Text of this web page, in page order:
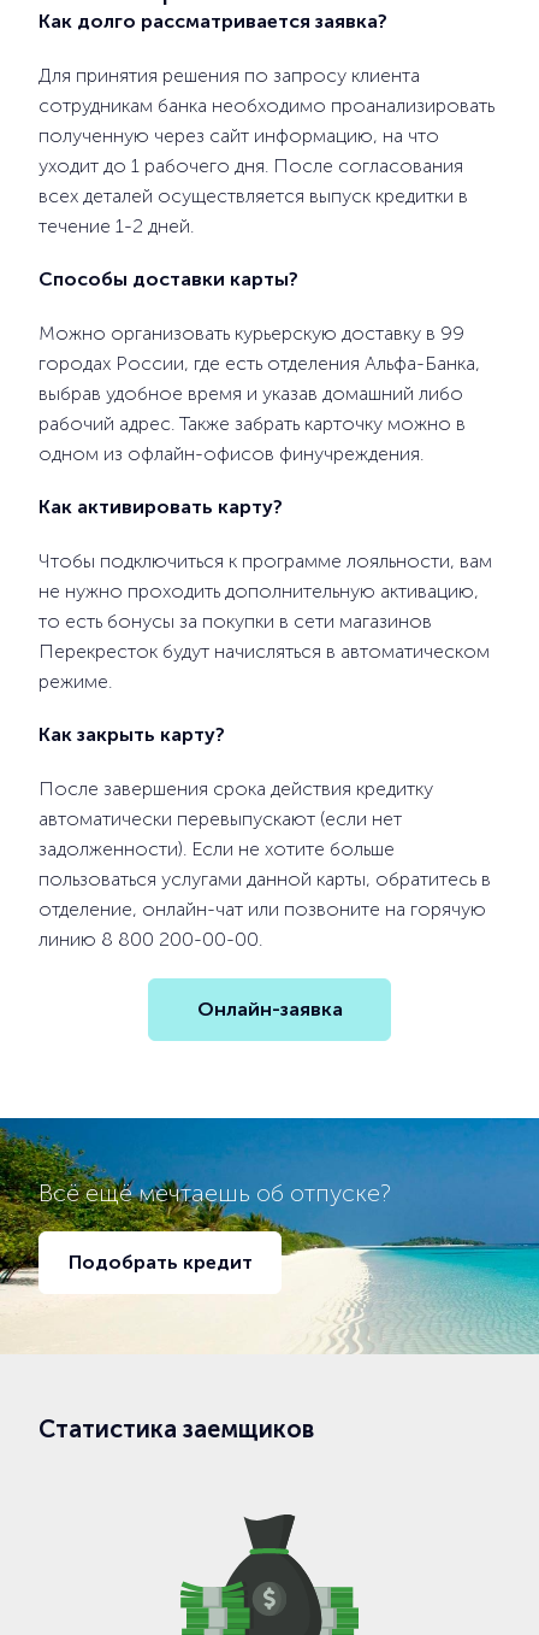
Как долго рассматривается заявка?
Для принятия решения по запросу клиента
сотрудникам банка необходимо проанализировать
полученную через сайт информацию, на что
уходит до 1 рабочего дня. После согласования
всех деталей осуществляется выпуск кредитки в
течение 1-2 дней.
Способы доставки карты?
Можно организовать курьерскую доставку в 99
городах России, где есть отделения Альфа-Банка,
выбрав удобное время и указав домашний либо
рабочий адрес. Также забрать карточку можно в
одном из офлайн-офисов финучреждения.
Как активировать карту?
Чтобы подключиться к программе лояльности, вам
не нужно проходить дополнительную активацию,
то есть бонусы за покупки в сети магазинов
Перекресток будут начисляться в автоматическом
режиме.
Как закрыть карту?
После завершения срока действия кредитку
автоматически перевыпускают (если нет
задолженности). Если не хотите больше
пользоваться услугами данной карты, обратитесь в
отделение, онлайн-чат или позвоните на горячую
линию 8 800 200-00-00.
Онлайн-заявка
Всё ещё мечтаешь об отпуске?
Подобрать кредит
Статистика заемщиков